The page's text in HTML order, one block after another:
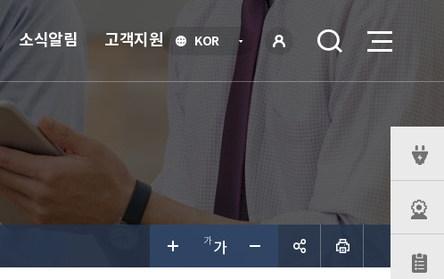
KOR언
열
기
그인
소식알림 고객지원